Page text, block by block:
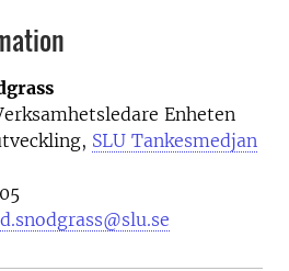
Enheten
SLU Tankesmedjan